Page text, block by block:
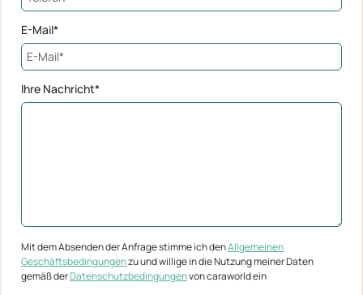
E-Mail*
Ihre Nachricht*
Mit dem Absenden der Anfrage stimme ich denAllgemeinen
Geschäftsbedingungenzu und willige in die Nutzung meiner Daten
gemäß derDatenschutzbedingungenvon caraworld ein